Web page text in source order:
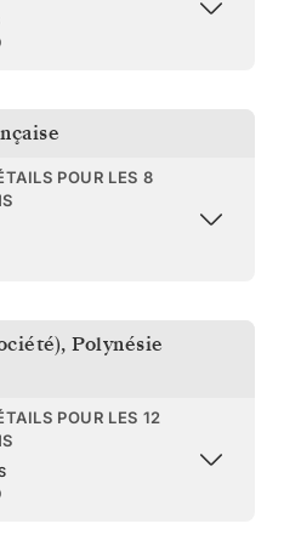
POUR LES 8
, Polynésie
POUR LES 12